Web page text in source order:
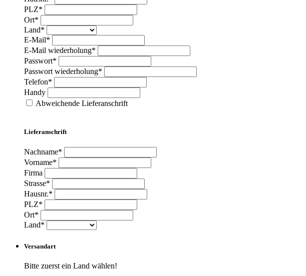
PLZ*
Ort*
Land*
E-Mail*
E-Mail wiederholung*
Passwort*
Passwort wiederholung*
Telefon*
Handy
Abweichende Lieferanschrift
Lieferanschrift
Nachname*
Vorname*
Firma
Strasse*
Hausnr.*
PLZ*
Ort*
Land*
Versandart
Bitte zuerst ein Land wählen!